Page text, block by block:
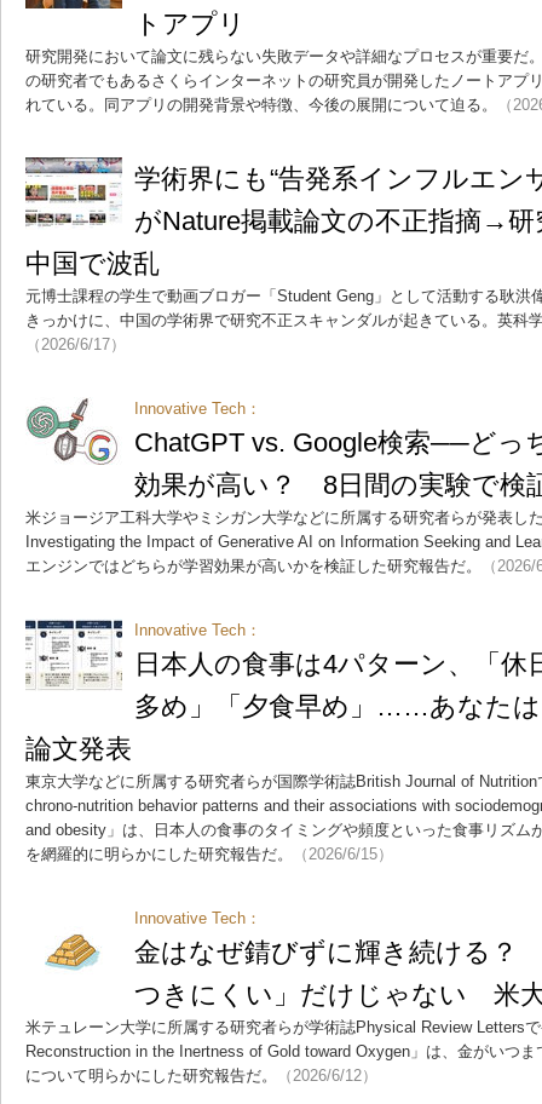
トアプリ
研究開発において論文に残らない失敗データや詳細なプロセスが重要だ
の研究者でもあるさくらインターネットの研究員が開発したノートアプ
れている。同アプリの開発背景や特徴、今後の展開について迫る。
（
学術界にも“告発系インフルエ
がNature掲載論文の不正指摘→
中国で波乱
元博士課程の学生で動画ブロガー「Student Geng」として活動する耿洪
きっかけに、中国の学術界で研究不正スキャンダルが起きている。英科
（2026/6/17）
Innovative Tech：
ChatGPT vs. Google検索──どっ
効果が高い？ 8日間の実験で検
米ジョージア工科大学やミシガン大学などに所属する研究者らが発表し
Investigating the Impact of Generative AI on Information Seeking and
エンジンではどちらが学習効果が高いかを検証した研究報告だ。
（
Innovative Tech：
日本人の食事は4パターン、「休
多め」「夕食早め」……あなた
論文発表
東京大学などに所属する研究者らが国際学術誌British Journal of
chrono-nutrition behavior patterns and their associations with
and obesity」は、日本人の食事のタイミングや頻度といった食事リズム
を網羅的に明らかにした研究報告だ。
（2026/6/15）
Innovative Tech：
金はなぜ錆びずに輝き続ける？
つきにくい」だけじゃない 米
米テュレーン大学に所属する研究者らが学術誌Physical Review Letters
Reconstruction in the Inertness of Gold toward Oxygen」は、金がいつ
について明らかにした研究報告だ。
（2026/6/12）